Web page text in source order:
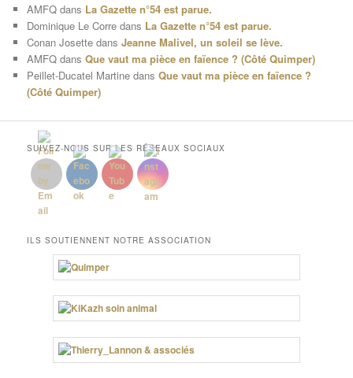
AMFQ dans La Gazette n°54 est parue.
Dominique Le Corre dans La Gazette n°54 est parue.
Conan Josette dansJeanne Malivel, un soleil se lève.
AMFQ dansQue vaut ma pièce en faïence ? (Côté Quimper)
Peillet-Ducatel Martine dansQue vaut ma pièce en faïence ?
(Côté Quimper)
SUIVEZ-NOUS SUR LES RÉSEAUX SOCIAUX
ILS SOUTIENNENT NOTRE ASSOCIATION